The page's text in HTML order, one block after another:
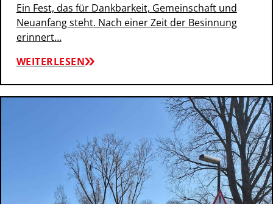
Ein Fest, das für Dankbarkeit, Gemeinschaft und
Neuanfang steht. Nach einer Zeit der Besinnung
erinnert…
WEITERLESEN